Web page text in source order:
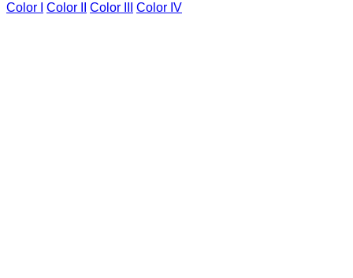
Color I
Color II Color III Color IV